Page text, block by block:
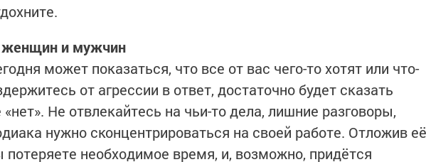
женщин и мужчин
может показаться, что все от вас чего-то хотят или что-
от агрессии в ответ, достаточно будет сказать
Не отвлекайтесь на чьи-то дела, лишние разговоры,
нужно сконцентрироваться на своей работе. Отложив её
необходимое время, и, возможно, придётся